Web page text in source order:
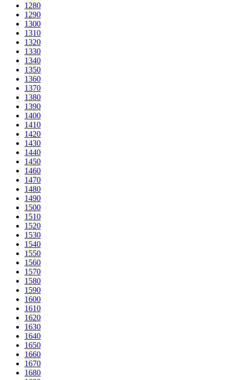
1280
1290
1300
1310
1320
1330
1340
1350
1360
1370
1380
1390
1400
1410
1420
1430
1440
1450
1460
1470
1480
1490
1500
1510
1520
1530
1540
1550
1560
1570
1580
1590
1600
1610
1620
1630
1640
1650
1660
1670
1680